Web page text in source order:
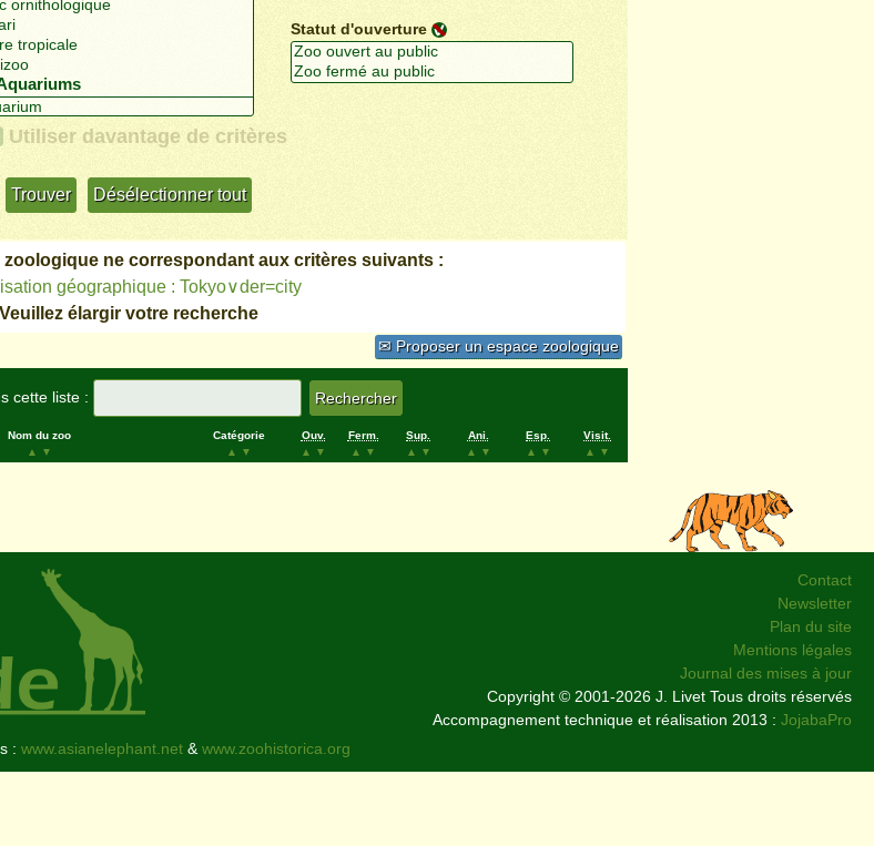
Statut d'ouverture
Utiliser davantage de critères
zoologique ne correspondant aux critères suivants :
géographique : Tokyo∨der=city
Veuillez élargir votre recherche
✉ Proposer un espace zoologique
cette liste :
Nom du zoo
▲
▼
Catégorie
▲
▼
Ouv.
▲
▼
Ferm.
▲
▼
Sup.
▲
▼
Ani.
▲
▼
Esp.
▲
▼
Visit.
▲
▼
Contact
Newsletter
Plan du site
Mentions légales
Journal des mises à jour
Copyright © 2001-2026 J. Livet Tous droits réservés
Accompagnement technique et réalisation 2013 : JojabaPro
: www.asianelephant.net&www.zoohistorica.org